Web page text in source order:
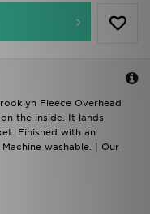
Fleece Overhead
the inside. It lands
Finished with an
washable. | Our